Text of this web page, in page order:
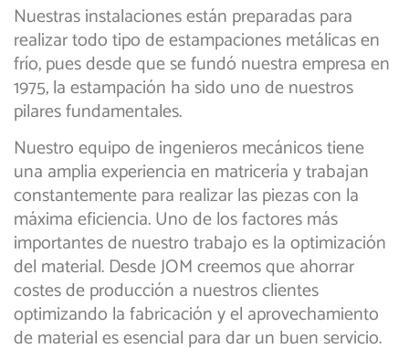
Nuestras instalaciones están preparadas para
realizar todo tipo de estampaciones metálicas en
frío, pues desde que se fundó nuestra empresa en
1975, la estampación ha sido uno de nuestros
pilares fundamentales.
Nuestro equipo de ingenieros mecánicos tiene
una amplia experiencia en matricería y trabajan
constantemente para realizar las piezas con la
máxima eficiencia. Uno de los factores más
importantes de nuestro trabajo es la optimización
del material. Desde JOM creemos que ahorrar
costes de producción a nuestros clientes
optimizando la fabricación y el aprovechamiento
de material es esencial para dar un buen servicio.